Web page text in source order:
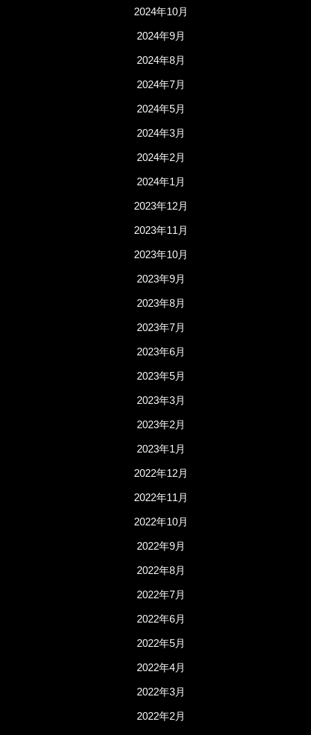
2024年10月
2024年9月
2024年8月
2024年7月
2024年5月
2024年3月
2024年2月
2024年1月
2023年12月
2023年11月
2023年10月
2023年9月
2023年8月
2023年7月
2023年6月
2023年5月
2023年3月
2023年2月
2023年1月
2022年12月
2022年11月
2022年10月
2022年9月
2022年8月
2022年7月
2022年6月
2022年5月
2022年4月
2022年3月
2022年2月